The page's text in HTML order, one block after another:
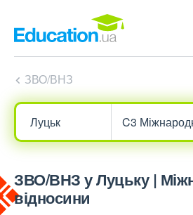
ЗВО/ВНЗ
ЗВО/ВНЗ у Луцьку |
відносини